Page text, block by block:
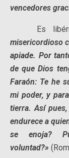
vencedores
Es
misericordioso
apiade. Por
de que Dios
Faraón: Te he
mi poder, y
tierra. Así
endurece a
se enoja?
voluntad?»